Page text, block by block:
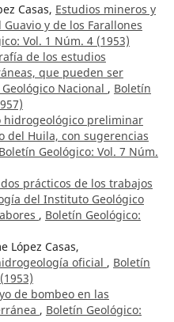
Casas, Estudios mineros y
y de los Farallones
Vol. 1 Núm. 4 (1953)
de los estudios
que pueden ser
Nacional , Boletín
hidrogeológico preliminar
del Huila, con sugerencias
Boletín Geológico: Vol. 7 Núm.
prácticos de los trabajos
del Instituto Geológico
, Boletín Geológico:
López Casas,
oficial , Boletín
de bombeo en las
, Boletín Geológico: